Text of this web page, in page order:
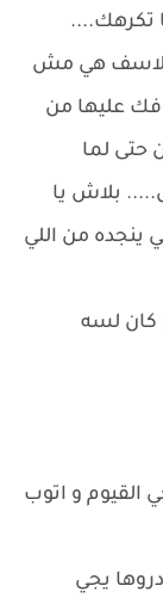
تكرهك....
للاسف هي مش
عليها من
حتى لما
بلاش يا
ينجده من اللي
كان لسه
القيوم و اتوب
يجي